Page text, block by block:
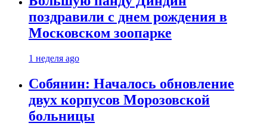
поздравили с днем рождения в
Московском зоопарке
1 неделя ago
Собянин: Началось обновление
двух корпусов Морозовской
больницы